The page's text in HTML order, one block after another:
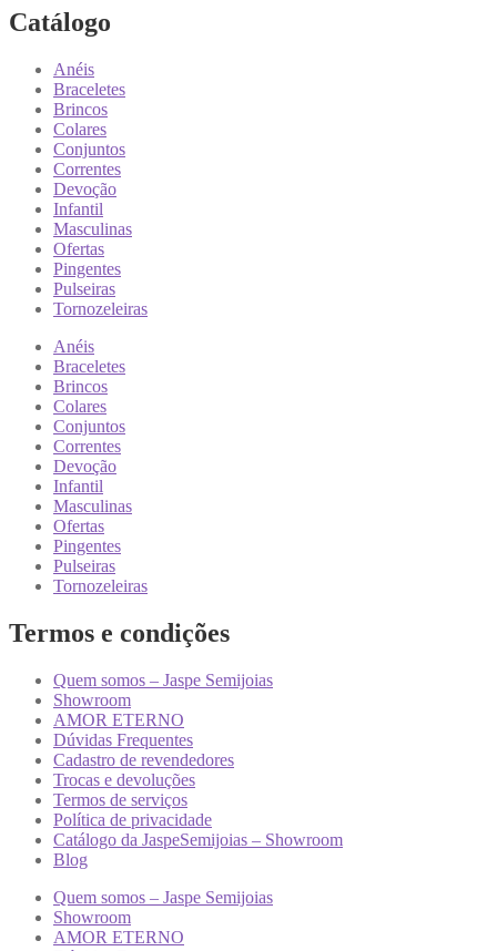
Catálogo
Anéis
Braceletes
Brincos
Colares
Conjuntos
Correntes
Devoção
Infantil
Masculinas
Ofertas
Pingentes
Pulseiras
Tornozeleiras
Anéis
Braceletes
Brincos
Colares
Conjuntos
Correntes
Devoção
Infantil
Masculinas
Ofertas
Pingentes
Pulseiras
Tornozeleiras
Termos e condições
Quem somos – Jaspe Semijoias
Showroom
AMOR ETERNO
Dúvidas Frequentes
Cadastro de revendedores
Trocas e devoluções
Termos de serviços
Política de privacidade
Catálogo da JaspeSemijoias – Showroom
Blog
Quem somos – Jaspe Semijoias
Showroom
AMOR ETERNO